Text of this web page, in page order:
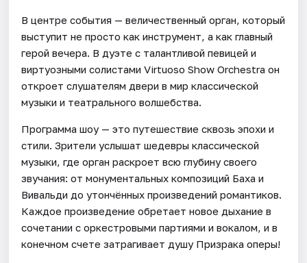
В центре события — величественный орган, который
выступит не просто как инструмент, а как главный
герой вечера. В дуэте с талантливой певицей и
виртуозными солистами Virtuoso Show Orchestra он
откроет слушателям двери в мир классической
музыки и театрального волшебства.
Программа шоу — это путешествие сквозь эпохи и
стили. Зрители услышат шедевры классической
музыки, где орган раскроет всю глубину своего
звучания: от монументальных композиций Баха и
Вивальди до утончённых произведений романтиков.
Каждое произведение обретает новое дыхание в
сочетании с оркестровыми партиями и вокалом, и в
конечном счете затрагивает душу Призрака оперы!